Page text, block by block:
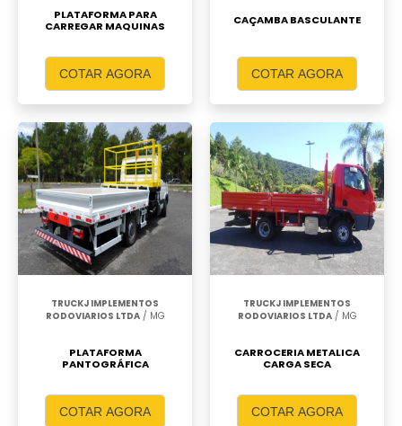
PLATAFORMA PARA
CARREGAR MAQUINAS
COTAR AGORA
CAÇAMBA BASCULANTE
COTAR AGORA
TRUCKJ IMPLEMENTOS
RODOVIARIOS LTDA/ MG
PLATAFORMA
PANTOGRÁFICA
COTAR AGORA
TRUCKJ IMPLEMENTOS
RODOVIARIOS LTDA/ MG
CARROCERIA METALICA
CARGA SECA
COTAR AGORA